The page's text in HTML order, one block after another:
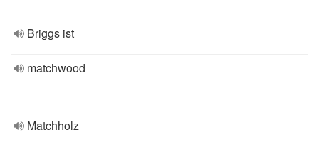
Briggs ist
matchwood
Matchholz